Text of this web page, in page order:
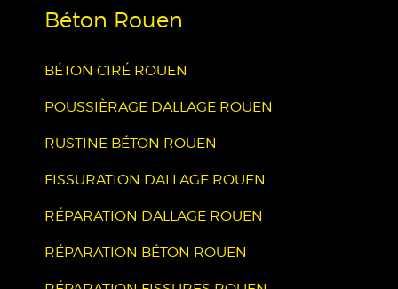
Béton Rouen
BÉTON CIRÉ ROUEN
POUSSIÈRAGE DALLAGE ROUEN
RUSTINE BÉTON ROUEN
FISSURATION DALLAGE ROUEN
RÉPARATION DALLAGE ROUEN
RÉPARATION BÉTON ROUEN